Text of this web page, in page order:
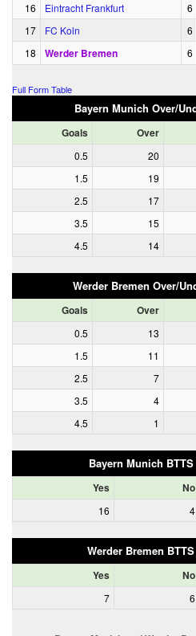
16
Eintracht Frankfurt 6
17
FC Koln 6
18
Werder Bremen 6
Full Form Table
Bayern Munich Over/
Goals Over
0.5 20
1.5
19
2.5
17
3.5
15
4.5
14
Werder Bremen Over/
Goals Over
0.5 13
1.5
11
2.5
7
3.5
4
4.5
1
Bayern Munich
Yes No
16 4
Werder Bremen
Yes No
7 6